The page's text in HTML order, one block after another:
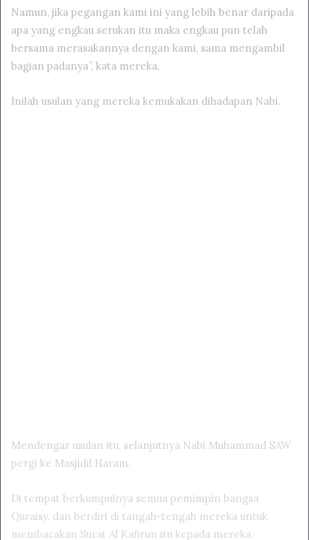
Namun, jika pegangan kami ini yang lebih benar daripada
apa yang engkau serukan itu maka engkau pun telah
bersama merasakannya dengan kami, sama mengambil
bagian padanya”, kata mereka.
Inilah usulan yang mereka kemukakan dihadapan Nabi.
Mendengar usulan itu, selanjutnya Nabi Muhammad SAW
pergi ke Masjidil Haram.
Di tempat berkumpulnya semua pemimpin bangsa
Quraisy, dan berdiri di tangah-tengah mereka untuk
membacakan Surat Al Kafirun itu kepada mereka.